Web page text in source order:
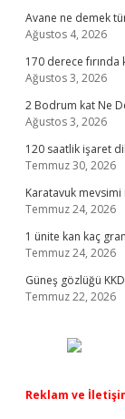
Avane ne demek
Ağustos 4, 2026
170 derece
Ağustos 3, 2026
2 Bodrum kat Ne
Ağustos 3, 2026
120 saatlik işaret
Temmuz 30, 2026
Karatavuk mevsimi
Temmuz 24, 2026
1 ünite kan kaç
Temmuz 24, 2026
Güneş gözlüğü
Temmuz 22, 2026
Reklam ve